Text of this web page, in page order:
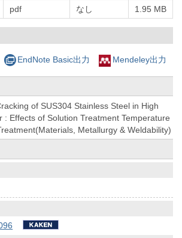
pdf なし 1.95 MB
EndNote Basic出力 Mendeley出力
of SUS304 Stainless Steel in High
: Effects of Solution Treatment Temperature
Metallurgy & Weldability)